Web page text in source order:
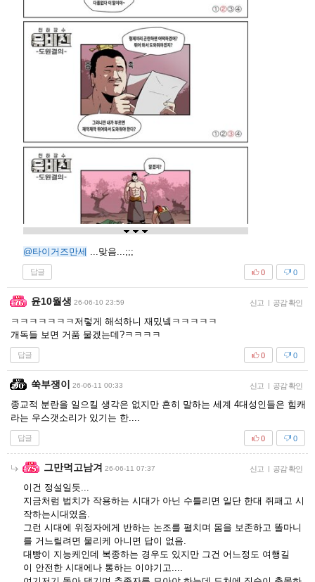
@타이거즈만세 ...맞음...;;;
답글 0
0
윤10월생 26-06-10 23:59 신고 공감 확인
ㅋㅋㅋㅋㅋㅋㅋ저렇게 해석하니 재밌넼ㅋㅋㅋㅋㅋ
개독들 보면 거품 물겠는데?ㅋㅋㅋㅋ
답글 0
0
쑥부쟁이 26-06-11 00:33 신고 공감 확인
종교적 분란을 일으킬 생각은 없지만 흔히 말하는 세계 4대성인들은 힘캐
라는 우스갯소리가 있기는 한....
답글 0
0
그만먹고남겨 26-06-11 07:37 신고 공감 확인
이건 정설일듯...
지금처럼 법치가 작용하는 시대가 아닌 수틀리면 일단 한대 쥐패고 시
작하는시대였음.
그런 시대에 위정자에게 반하는 논조를 펼치며 몸을 보존하고 똘마니
를 거느릴려면 물리케 아니면 답이 없음.
대빵이 지능케인데 복종하는 경우도 있지만 그건 어느정도 여행길
이 안전한 시대에나 통하는 이야기고....